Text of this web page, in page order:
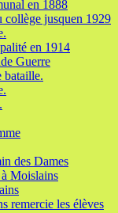
en 1888
collège jusquen 1929
en 1914
Guerre
bataille.
des Dames
Moislains
remercie les élèves